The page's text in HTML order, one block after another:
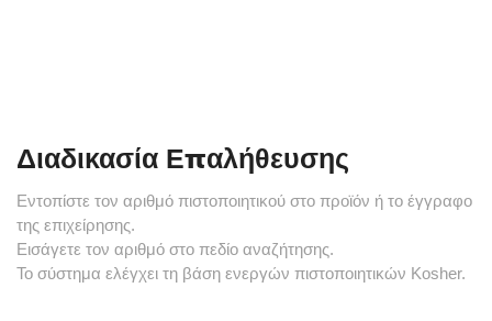
Διαδικασία Επαλήθευσης
Εντοπίστε τον αριθμό πιστοποιητικού στο προϊόν ή το έγγραφο
της επιχείρησης.
Εισάγετε τον αριθμό στο πεδίο αναζήτησης.
Το σύστημα ελέγχει τη βάση ενεργών πιστοποιητικών Kosher.